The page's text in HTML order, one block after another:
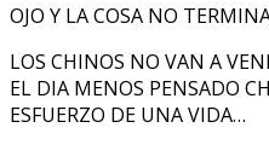
OJO Y LA COSA NO
LOS CHINOS NO VAN A
EL DIA MENOS PENSADO
ESFUERZO DE UNA VIDA…